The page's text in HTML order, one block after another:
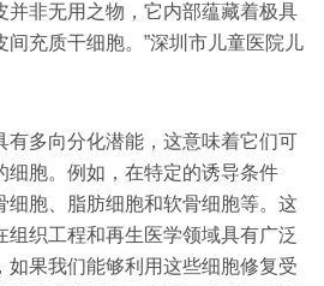
并非无用之物，它内部蕴藏着极具
充质干细胞。”深圳市儿童医院儿
有多向分化潜能，这意味着它们可
细胞。例如，在特定的诱导条件
细胞、脂肪细胞和软骨细胞等。这
组织工程和再生医学领域具有广泛
如果我们能够利用这些细胞修复受